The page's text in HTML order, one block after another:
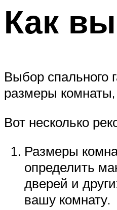
Как
Выбор спального
размеры
Вот несколько
Размеры
определить
дверей и
вашу комнату.